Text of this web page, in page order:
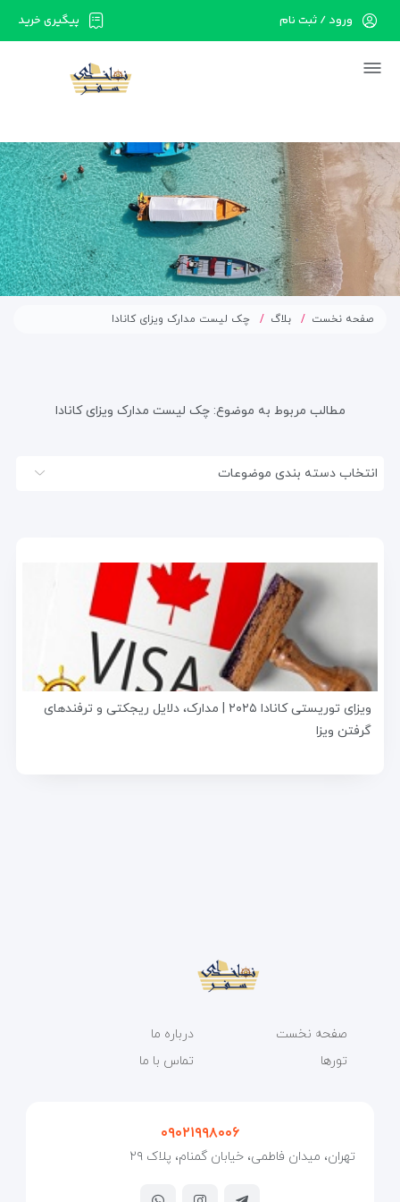
در حال حاضر ارتباط با سرور قطع می باشد لطفا
پیگیری خرید ورود / ثبت نام
صفحه نخست بلاگ چک لیست مدارک ویزای کانادا
مطالب مربوط به موضوع:چک لیست مدارک ویزای کانادا
انتخاب دسته بندی موضوعات
ویزای توریستی کانادا ۲۰۲۵ | مدارک، دلایل ریجکتی و ترفندهای
گرفتن ویزا
صفحه نخست
تورها
درباره ما
تماس با ما
۰۹۰۲۱۹۹۸۰۰۶
تهران، میدان فاطمی، خیابان گمنام، پلاک ۲۹